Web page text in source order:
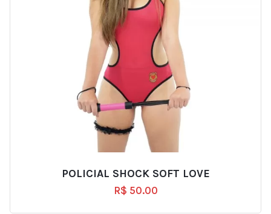
POLICIAL SHOCK SOFT LOVE
R$ 50.00